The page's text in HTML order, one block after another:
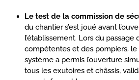
Le test de la commission de
du chantier s’est joué avant
l’établissement. Lors du passage
compétentes et des pompiers,
système a permis l’ouverture
tous les exutoires et châssis,